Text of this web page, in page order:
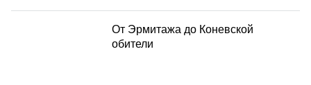
От Эрмитажа до Коневской
обители